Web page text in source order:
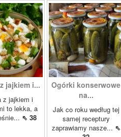
jajkiem i...
z jajkiem i
to lekka, a
⇖ 38
Ogórki konserwowe
na...
Jak co roku według tej
samej receptury
zaprawiamy nasze... ⇖